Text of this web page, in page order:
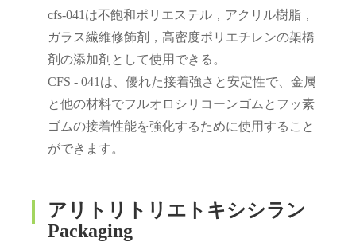
cfs‐041は不飽和ポリエステル，アクリル樹脂，
ガラス繊維修飾剤，高密度ポリエチレンの架橋
剤の添加剤として使用できる。
CFS - 041は、優れた接着強さと安定性で、金属
と他の材料でフルオロシリコーンゴムとフッ素
ゴムの接着性能を強化するために使用すること
ができます。
アリトリトリエトキシシラン
Packaging